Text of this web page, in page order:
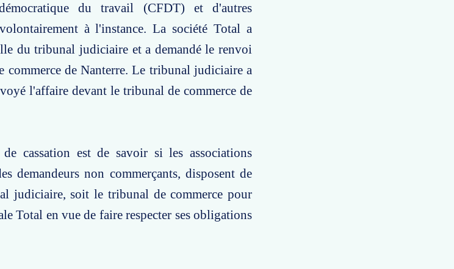
du travail (CFDT) et d'autres
à l'instance. La société Total a
du tribunal judiciaire et a demandé le renvoi
de Nanterre. Le tribunal judiciaire a
l'affaire devant le tribunal de commerce de
cassation est de savoir si les associations
demandeurs non commerçants, disposent de
judiciaire, soit le tribunal de commerce pour
Total en vue de faire respecter ses obligations